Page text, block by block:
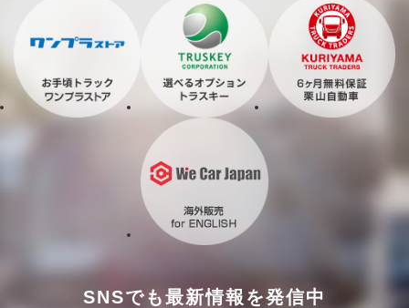
SNSでも最新情報を発信中